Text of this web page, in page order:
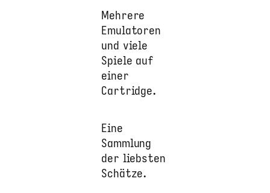
Mehrere
Emulatoren
und viele
Spiele auf
einer
Cartridge.
Eine
Sammlung
der liebsten
Schätze.